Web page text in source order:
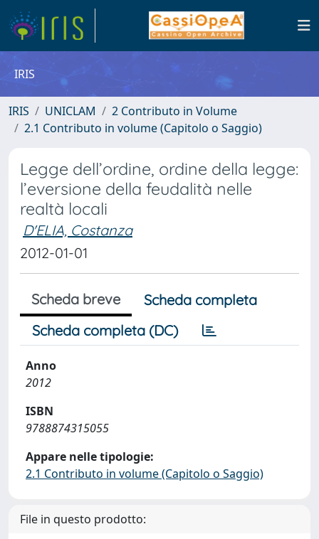
IRIS
IRIS UNICLAM
2 Contributo in Volume
2.1 Contributo in volume (Capitolo o Saggio)
Legge dell’ordine, ordine della legge:
l’eversione della feudalità nelle
realtà locali
D'ELIA, Costanza
2012-01-01
Scheda breve
Scheda completa
Scheda completa (DC)
Anno
2012
ISBN
9788874315055
Appare nelle tipologie:
2.1 Contributo in volume (Capitolo o Saggio)
File in questo prodotto: